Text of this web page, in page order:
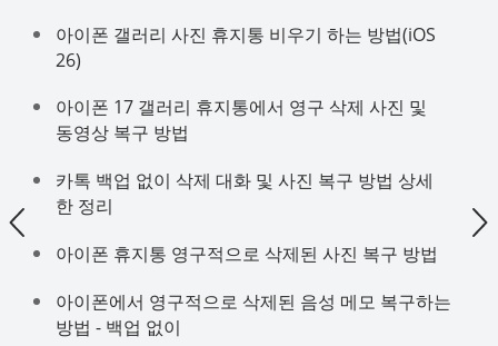
아이폰 갤러리 사진 휴지통 비우기 하는 방법(iOS
26)
아이폰 17 갤러리 휴지통에서 영구 삭제 사진 및
동영상 복구 방법
카톡 백업 없이 삭제 대화 및 사진 복구 방법 상세
한 정리
아이폰 휴지통 영구적으로 삭제된 사진 복구 방법
아이폰에서 영구적으로 삭제된 음성 메모 복구하는
방법 - 백업 없이